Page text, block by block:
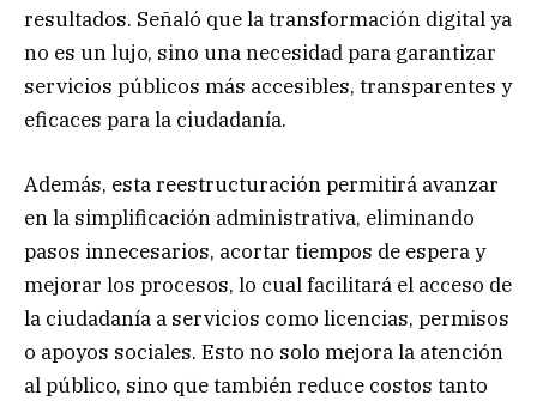
resultados. Señaló que la transformación digital ya
no es un lujo, sino una necesidad para garantizar
servicios públicos más accesibles, transparentes y
eficaces para la ciudadanía.
Además, esta reestructuración permitirá avanzar
en la simplificación administrativa, eliminando
pasos innecesarios, acortar tiempos de espera y
mejorar los procesos, lo cual facilitará el acceso de
la ciudadanía a servicios como licencias, permisos
o apoyos sociales. Esto no solo mejora la atención
al público, sino que también reduce costos tanto